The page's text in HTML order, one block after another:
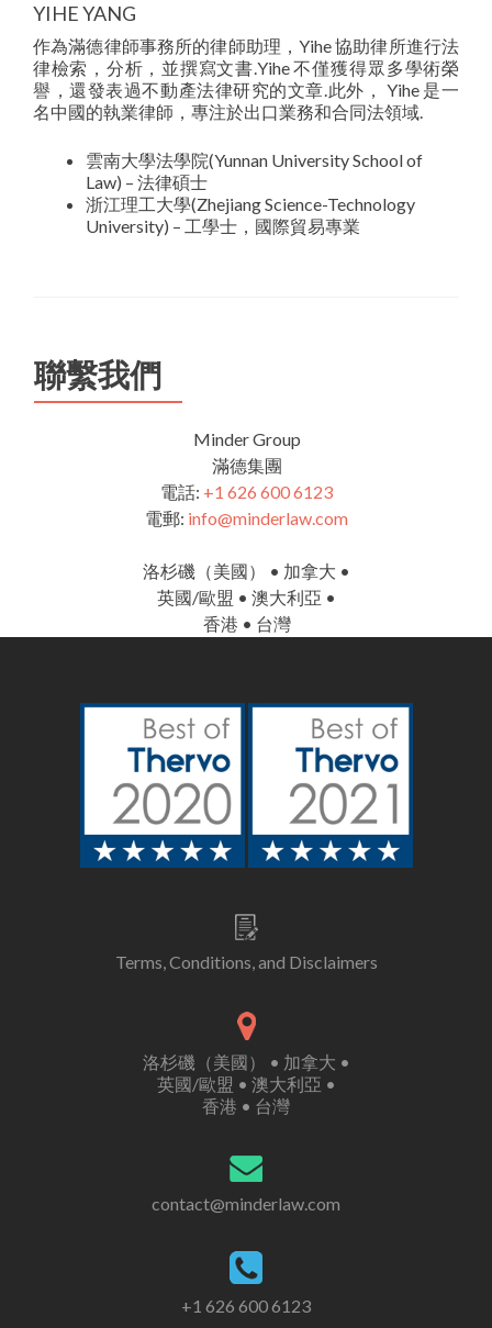
YIHE YANG
作為滿德律師事務所的律師助理，Yihe 協助律所進行法
律檢索，分析，並撰寫文書.Yihe 不僅獲​​得眾多學術榮
譽，還發表過不動產法律研究的文章.此外， Yihe 是一
名中國的執業律師，專注於出口業務和合同法領域.
雲南大學法學院(Yunnan University School of
Law) – 法律碩士
浙江理工大學(Zhejiang Science-Technology
University) – 工學士，國際貿易專業
聯繫我們
Minder Group
滿德集團
電話: +1 626 600 6123
電郵: info@minderlaw.com
洛杉磯（美國） • 加拿大 •
英國/歐盟 • 澳大利亞 •
香港 • 台灣
Terms, Conditions, and Disclaimers
洛杉磯（美國） • 加拿大 •
英國/歐盟 • 澳大利亞 •
香港 • 台灣
contact@minderlaw.com
+1 626 600 6123